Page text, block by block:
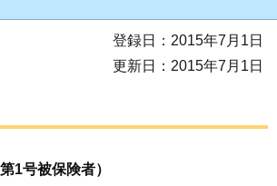
登録日：2015年7月1日
更新日：2015年7月1日
1号被保険者）